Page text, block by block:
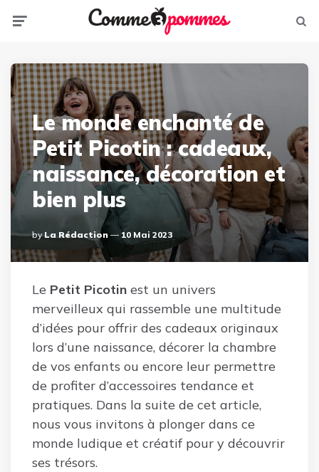
Le monde enchanté de
Petit Picotin : cadeaux,
naissance, décoration et
bien plus
Posted
By
By La Rédaction 10 Mai 2023
Le Petit Picotin est un univers
merveilleux qui rassemble une multitude
d’idées pour offrir des cadeaux originaux
lors d’une naissance, décorer la chambre
de vos enfants ou encore leur permettre
de profiter d’accessoires tendance et
pratiques. Dans la suite de cet article,
nous vous invitons à plonger dans ce
monde ludique et créatif pour y découvrir
ses trésors.